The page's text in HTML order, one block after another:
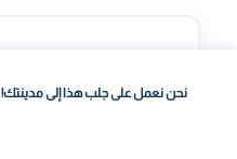
نحن نعمل على جلب هذا إلى مدينتك!